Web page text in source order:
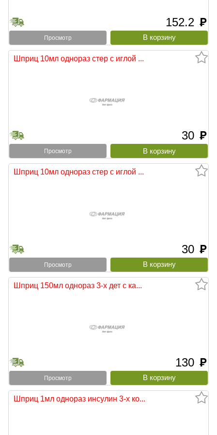
152.2 руб
Просмотр
Шприц 10мл однораз стер c иглой ...
30 руб
Просмотр
Шприц 10мл однораз стер с иглой ...
30 руб
Просмотр
Шприц 150мл однораз 3-х дет с ка...
130 руб
Просмотр
Шприц 1мл однораз инсулин 3-х ко...